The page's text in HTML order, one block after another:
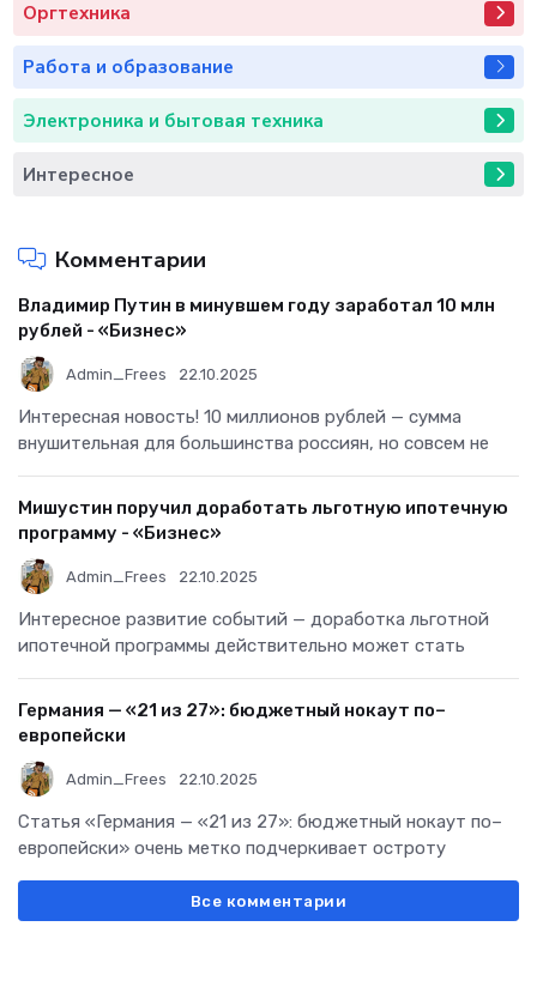
Оргтехника
Работа и образование
Электроника и бытовая техника
Интересное
Комментарии
Владимир Путин в минувшем году заработал 10 млн
рублей - «Бизнес»
Admin_Frees 22.10.2025
Интересная новость! 10 миллионов рублей — сумма
внушительная для большинства россиян, но совсем не
Мишустин поручил доработать льготную ипотечную
программу - «Бизнес»
Admin_Frees 22.10.2025
Интересное развитие событий — доработка льготной
ипотечной программы действительно может стать
Германия — «21 из 27»: бюджетный нокаут по–
европейски
Admin_Frees 22.10.2025
Статья «Германия — «21 из 27»: бюджетный нокаут по–
европейски» очень метко подчеркивает остроту
Все комментарии